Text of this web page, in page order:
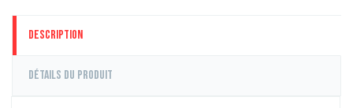
Description
Détails du produit